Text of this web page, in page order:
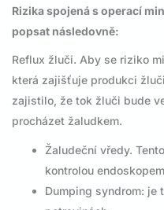
Rizika spojená s operací
popsat následovně:
Reflux žluči. Aby se riziko
která zajišťuje produkci
zajistilo, že tok žluči bude
procházet žaludkem.
Žaludeční vředy.
kontrolou
Dumping syndrom: je